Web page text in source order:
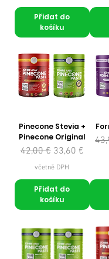
Přidat do
košíku
Pinecone Stevia +
Pinecone Original
Běžná cena
42,00 € Zvýhodněná
33,60 €
včetně DPH
Přidat do
košíku